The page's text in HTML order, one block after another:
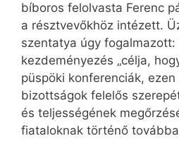
bíboros felolvasta Ferenc
a résztvevőkhöz intézett.
szentatya úgy fogalmazott:
kezdeményezés „célja,
püspöki konferenciák,
bizottságok felelős
és teljességének
fiataloknak történő